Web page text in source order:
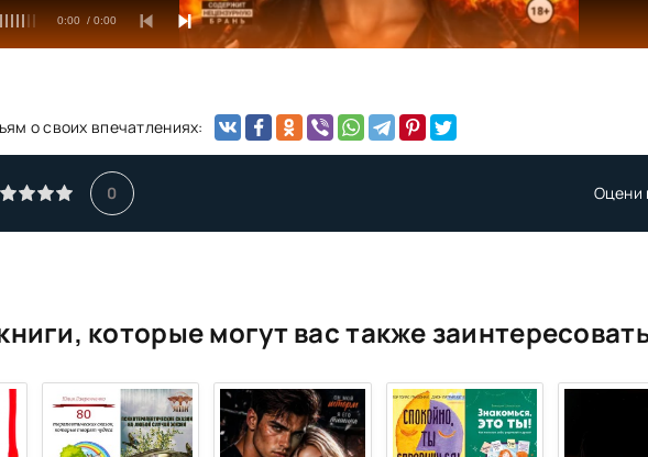
0:00 / 0:00
о своих впечатлениях:
0 Оцени
которые могут вас также